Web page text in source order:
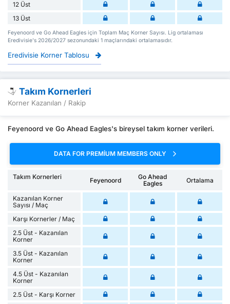
12 Üst
13 Üst
Feyenoord ve Go Ahead Eagles için Toplam Maç Korner Sayısı. Lig ortalaması
Eredivisie's 2026/2027 sezonundaki 1 maçlarındaki ortalamasıdır.
Eredivisie Korner Tablosu
Takım Kornerleri
Korner Kazanılan / Rakip
Feyenoord ve Go Ahead Eagles's bireysel takım korner verileri.
DATA FOR PREMIUM MEMBERS ONLY
Takım Kornerleri Feyenoord
Go Ahead
Eagles
Ortalama
Kazanılan Korner
Sayısı / Maç
Karşı Kornerler / Maç
2.5 Üst - Kazanılan
Korner
3.5 Üst - Kazanılan
Korner
4.5 Üst - Kazanılan
Korner
2.5 Üst - Karşı Korner